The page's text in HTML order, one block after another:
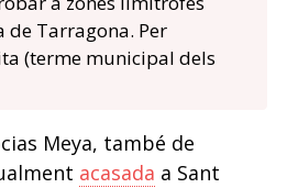
Tarragona. Per
(terme municipal dels
Meya, també de
acasada a Sant